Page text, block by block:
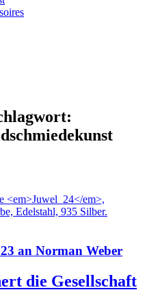
an Norman Weber
die Gesellschaft